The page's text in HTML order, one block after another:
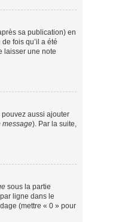
sa publication) en
fois qu’il a été
laisser une note
aussi ajouter
message). Par la suite,
sous la partie
ligne dans le
(mettre « 0 » pour